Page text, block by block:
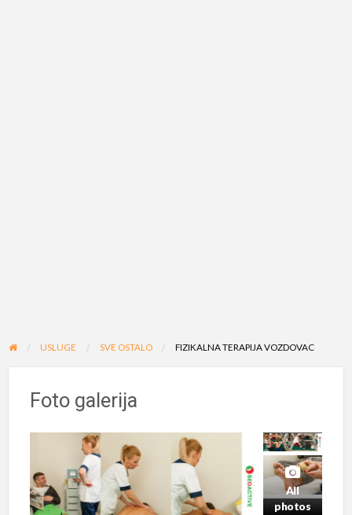
USLUGE SVE OSTALO FIZIKALNA TERAPIJA VOZDOVAC
Foto galerija
All
photos